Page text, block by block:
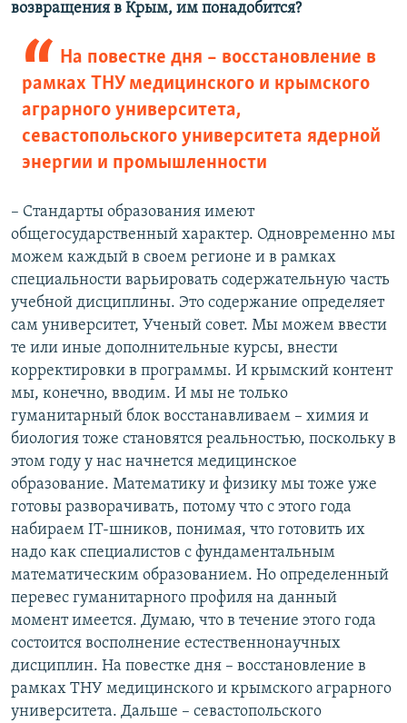
возвращения в Крым, им понадобится?
На повестке дня – восстановление в
рамках ТНУ медицинского и крымского
аграрного университета,
севастопольского университета ядерной
энергии и промышленности
– Стандарты образования имеют
общегосударственный характер. Одновременно мы
можем каждый в своем регионе и в рамках
специальности варьировать содержательную часть
учебной дисциплины. Это содержание определяет
сам университет, Ученый совет. Мы можем ввести
те или иные дополнительные курсы, внести
корректировки в программы. И крымский контент
мы, конечно, вводим. И мы не только
гуманитарный блок восстанавливаем – химия и
биология тоже становятся реальностью, поскольку в
этом году у нас начнется медицинское
образование. Математику и физику мы тоже уже
готовы разворачивать, потому что с этого года
набираем IT-шников, понимая, что готовить их
надо как специалистов с фундаментальным
математическим образованием. Но определенный
перевес гуманитарного профиля на данный
момент имеется. Думаю, что в течение этого года
состоится восполнение естественнонаучных
дисциплин. На повестке дня – восстановление в
рамках ТНУ медицинского и крымского аграрного
университета. Дальше – севастопольского